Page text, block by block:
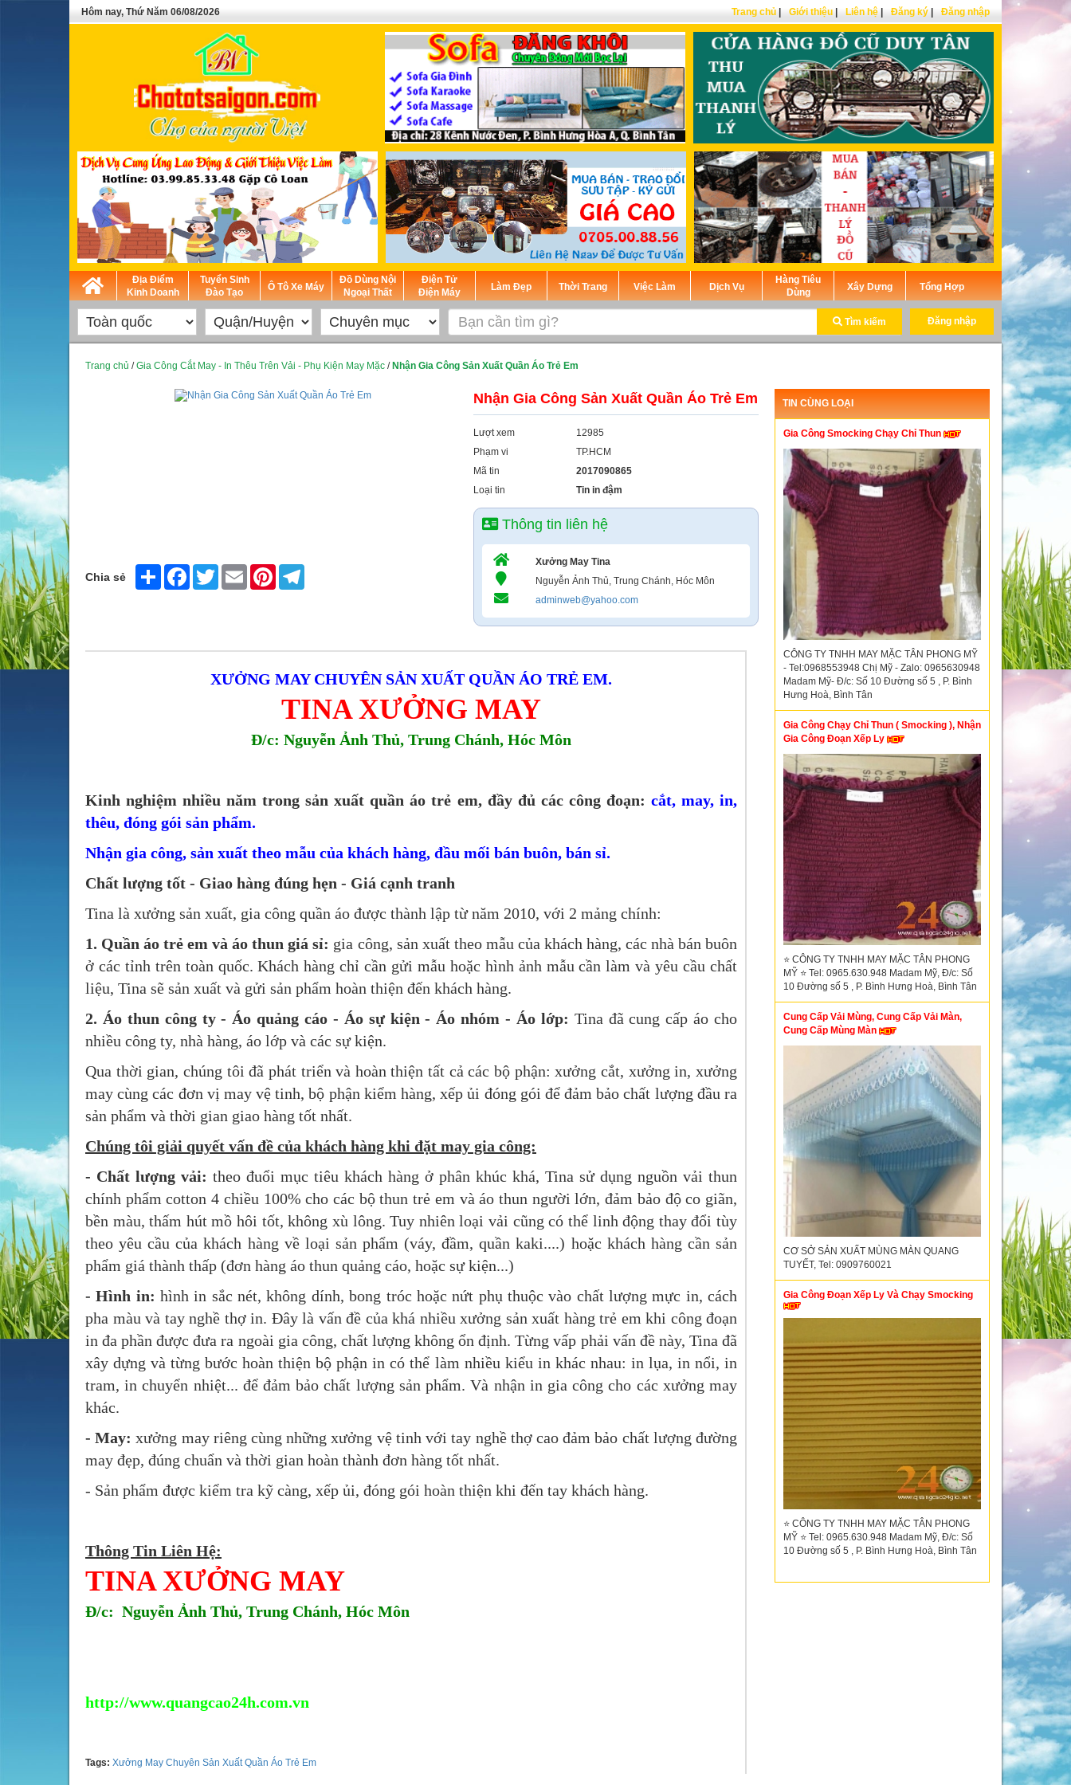
Hôm nay, Thứ Năm 06/08/2026 Trang chủ Giới thiệu Liên hệ Đăng ký Đăng nhập
Địa Điểm
Kinh Doanh
Tuyển Sinh
Đào Tạo
Ô Tô Xe Máy
Đồ Dùng Nội
Ngoại Thất
Điện Tử
Điện Máy
Làm Đẹp Thời Trang Việc Làm Dịch Vụ
Hàng Tiêu
Dùng
Xây Dựng Tổng Hợp
Tìm kiếm Đăng nhập
Trang chủ /Gia Công Cắt May - In Thêu Trên Vải - Phụ Kiện May Mặc / Nhận Gia Công Sản Xuất Quần Áo Trẻ Em
Chia sẻ Share FacebookTwitter Email Pinterest
Nhận Gia Công Sản Xuất Quần Áo Trẻ Em
Lượt xem
12985
Phạm vi
TP.HCM
Mã tin
2017090865
Loại tin
Tin in đậm
Thông tin liên hệ
Xưởng May Tina
Nguyễn Ảnh Thủ, Trung Chánh, Hóc Môn
adminweb@yahoo.com
XƯỞNG MAY CHUYÊN SẢN XUẤT QUẦN ÁO TRẺ EM.
TINA XƯỞNG MAY
Đ/c: Nguyễn Ảnh Thủ, Trung Chánh, Hóc Môn
Kinh nghiệm nhiều năm trong sản xuất quần áo trẻ em, đầy đủ các công đoạn: cắt, may, in,
thêu, đóng gói sản phẩm.
Nhận gia công, sản xuất theo mẫu của khách hàng, đầu mối bán buôn, bán sỉ.
Chất lượng tốt - Giao hàng đúng hẹn - Giá cạnh tranh
Tina là xưởng sản xuất, gia công quần áo được thành lập từ năm 2010, với 2 mảng chính:
1. Quần áo trẻ em và áo thun giá sỉ: gia công, sản xuất theo mẫu của khách hàng, các nhà bán buôn
ở các tỉnh trên toàn quốc. Khách hàng chỉ cần gửi mẫu hoặc hình ảnh mẫu cần làm và yêu cầu chất
liệu, Tina sẽ sản xuất và gửi sản phẩm hoàn thiện đến khách hàng.
2. Áo thun công ty - Áo quảng cáo - Áo sự kiện - Áo nhóm - Áo lớp: Tina đã cung cấp áo cho
nhiều công ty, nhà hàng, áo lớp và các sự kiện.
Qua thời gian, chúng tôi đã phát triển và hoàn thiện tất cả các bộ phận: xưởng cắt, xưởng in, xưởng
may cùng các đơn vị may vệ tinh, bộ phận kiểm hàng, xếp ủi đóng gói để đảm bảo chất lượng đầu ra
sản phẩm và thời gian giao hàng tốt nhất.
Chúng tôi giải quyết vấn đề của khách hàng khi đặt may gia công:
- Chất lượng vải: theo đuổi mục tiêu khách hàng ở phân khúc khá, Tina sử dụng nguồn vải thun
chính phẩm cotton 4 chiều 100% cho các bộ thun trẻ em và áo thun người lớn, đảm bảo độ co giãn,
bền màu, thấm hút mồ hôi tốt, không xù lông. Tuy nhiên loại vải cũng có thể linh động thay đổi tùy
theo yêu cầu của khách hàng về loại sản phẩm (váy, đầm, quần kaki....) hoặc khách hàng cần sản
phẩm giá thành thấp (đơn hàng áo thun quảng cáo, hoặc sự kiện...)
- Hình in: hình in sắc nét, không dính, bong tróc hoặc nứt phụ thuộc vào chất lượng mực in, cách
pha màu và tay nghề thợ in. Đây là vấn đề của khá nhiều xưởng sản xuất hàng trẻ em khi công đoạn
in đa phần được đưa ra ngoài gia công, chất lượng không ổn định. Từng vấp phải vấn đề này, Tina đã
xây dựng và từng bước hoàn thiện bộ phận in có thể làm nhiều kiểu in khác nhau: in lụa, in nổi, in
tram, in chuyển nhiệt... để đảm bảo chất lượng sản phẩm. Và nhận in gia công cho các xưởng may
khác.
- May: xưởng may riêng cùng những xưởng vệ tinh với tay nghề thợ cao đảm bảo chất lượng đường
may đẹp, đúng chuẩn và thời gian hoàn thành đơn hàng tốt nhất.
- Sản phẩm được kiểm tra kỹ càng, xếp ủi, đóng gói hoàn thiện khi đến tay khách hàng.
Thông Tin Liên Hệ:
TINA XƯỞNG MAY
Đ/c: Nguyễn Ảnh Thủ, Trung Chánh, Hóc Môn
http://www.quangcao24h.com.vn
Tags: Xưởng May Chuyên Sản Xuất Quần Áo Trẻ Em
TIN CÙNG LOẠI
Gia Công Smocking Chạy Chỉ Thun
CÔNG TY TNHH MAY MẶC TÂN PHONG MỸ
- Tel:0968553948 Chị Mỹ - Zalo: 0965630948
Madam Mỹ- Đ/c: Số 10 Đường số 5 , P. Bình
Hưng Hoà, Bình Tân
Gia Công Chạy Chỉ Thun ( Smocking ), Nhận
Gia Công Đoạn Xếp Ly
⭐ CÔNG TY TNHH MAY MẶC TÂN PHONG
MỸ ⭐ Tel: 0965.630.948 Madam Mỹ, Đ/c: Số
10 Đường số 5 , P. Bình Hưng Hoà, Bình Tân
Cung Cấp Vải Mùng, Cung Cấp Vải Màn,
Cung Cấp Mùng Màn
CƠ SỞ SẢN XUẤT MÙNG MÀN QUANG
TUYẾT, Tel: 0909760021
Gia Công Đoạn Xếp Ly Và Chạy Smocking
⭐ CÔNG TY TNHH MAY MẶC TÂN PHONG
MỸ ⭐ Tel: 0965.630.948 Madam Mỹ, Đ/c: Số
10 Đường số 5 , P. Bình Hưng Hoà, Bình Tân